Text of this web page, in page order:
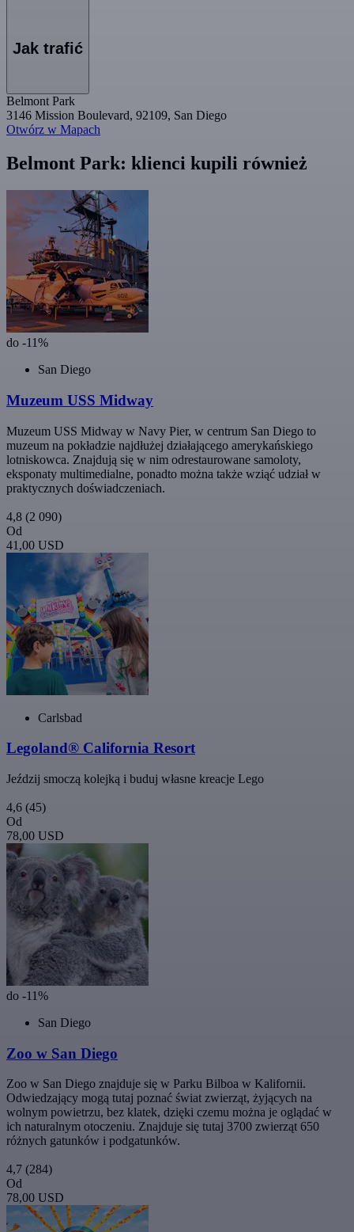
Jak trafić
Belmont Park
3146 Mission Boulevard, 92109, San Diego
Otwórz w Mapach
Belmont Park: klienci kupili również
do -11%
San Diego
Muzeum USS Midway
Muzeum USS Midway w Navy Pier, w centrum San Diego to
muzeum na pokładzie najdłużej działającego amerykańskiego
lotniskowca. Znajdują się w nim odrestaurowane samoloty,
eksponaty multimedialne, ponadto można także wziąć udział w
praktycznych doświadczeniach.
4,8 (2 090)
Od
41,00 USD
Carlsbad
Legoland® California Resort
Jeździj smoczą kolejką i buduj własne kreacje Lego
4,6 (45)
Od
78,00 USD
do -11%
San Diego
Zoo w San Diego
Zoo w San Diego znajduje się w Parku Bilboa w Kalifornii.
Odwiedzający mogą tutaj poznać świat zwierząt, żyjących na
wolnym powietrzu, bez klatek, dzięki czemu można je oglądać w
ich naturalnym otoczeniu. Znajduje się tutaj 3700 zwierząt 650
różnych gatunków i podgatunków.
4,7 (284)
Od
78,00 USD